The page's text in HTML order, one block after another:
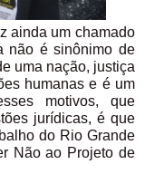
ainda um chamado
não é sinônimo de
uma nação, justiça
humanas e é um
motivos, que
jurídicas, é que
do Rio Grande
Não ao Projeto de